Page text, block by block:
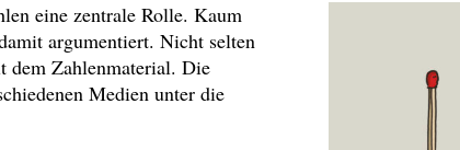
eine zentrale Rolle. Kaum
argumentiert. Nicht selten
dem Zahlenmaterial. Die
Medien unter die